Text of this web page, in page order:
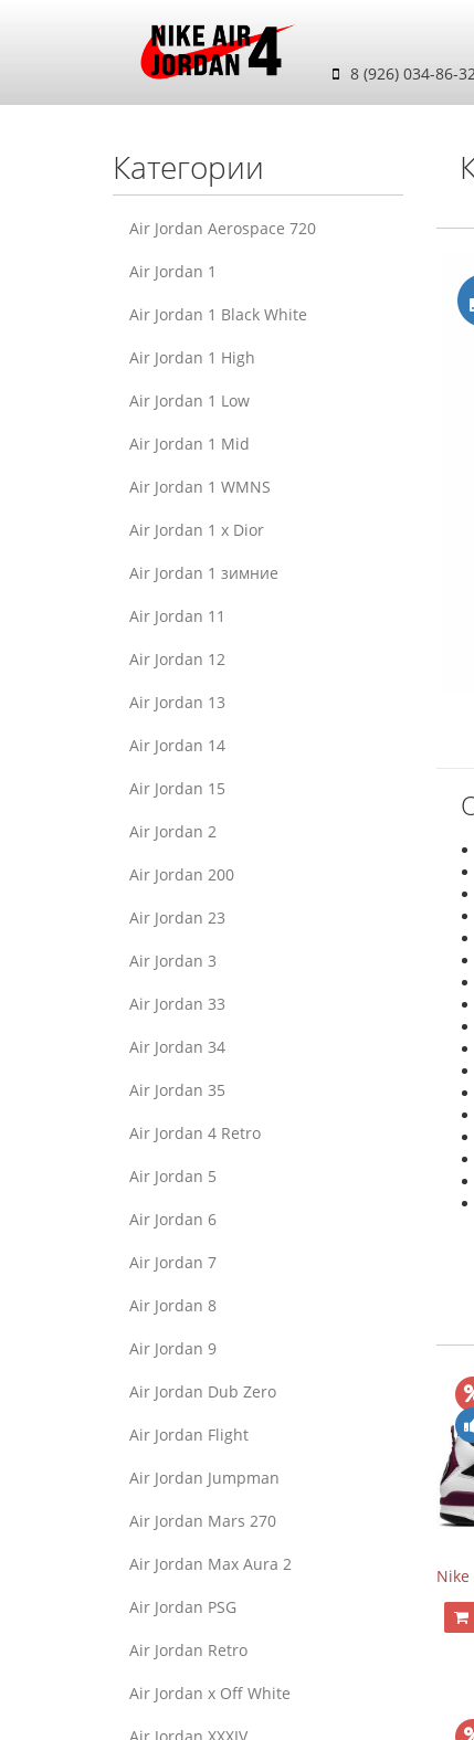
8 (926) 034-86-
Категории
Air Jordan Aerospace 720
Air Jordan 1
Air Jordan 1 Black White
Air Jordan 1 High
Air Jordan 1 Low
Air Jordan 1 Mid
Air Jordan 1 WMNS
Air Jordan 1 x Dior
Air Jordan 1 зимние
Air Jordan 11
Air Jordan 12
Air Jordan 13
Air Jordan 14
Air Jordan 15
Air Jordan 2
Air Jordan 200
Air Jordan 23
Air Jordan 3
Air Jordan 33
Air Jordan 34
Air Jordan 35
Air Jordan 4 Retro
Air Jordan 5
Air Jordan 6
Air Jordan 7
Air Jordan 8
Air Jordan 9
Air Jordan Dub Zero
Air Jordan Flight
Air Jordan Jumpman
Air Jordan Mars 270
Air Jordan Max Aura 2
Air Jordan PSG
Air Jordan Retro
Air Jordan x Off White
Nike